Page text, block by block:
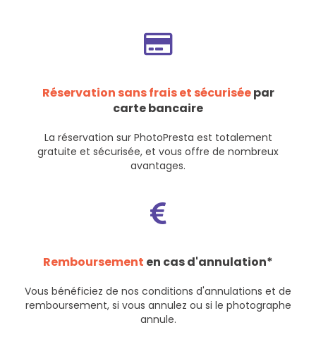
Réservation sans frais et sécuriséepar
carte bancaire
La réservation sur PhotoPresta est totalement
gratuite et sécurisée, et vous offre de nombreux
avantages.
Remboursement en cas d'annulation*
Vous bénéficiez de nos conditions d'annulations et de
remboursement, si vous annulez ou si le photographe
annule.